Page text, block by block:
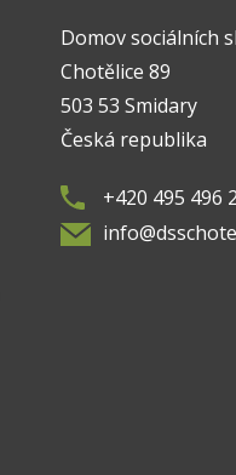
Domov sociálních
Chotělice 89
503 53 Smidary
Česká republika
+420 495 496